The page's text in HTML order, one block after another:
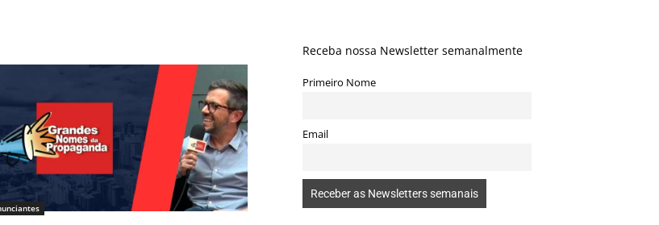
Receba nossa Newsletter semanalmente
Primeiro Nome
Email